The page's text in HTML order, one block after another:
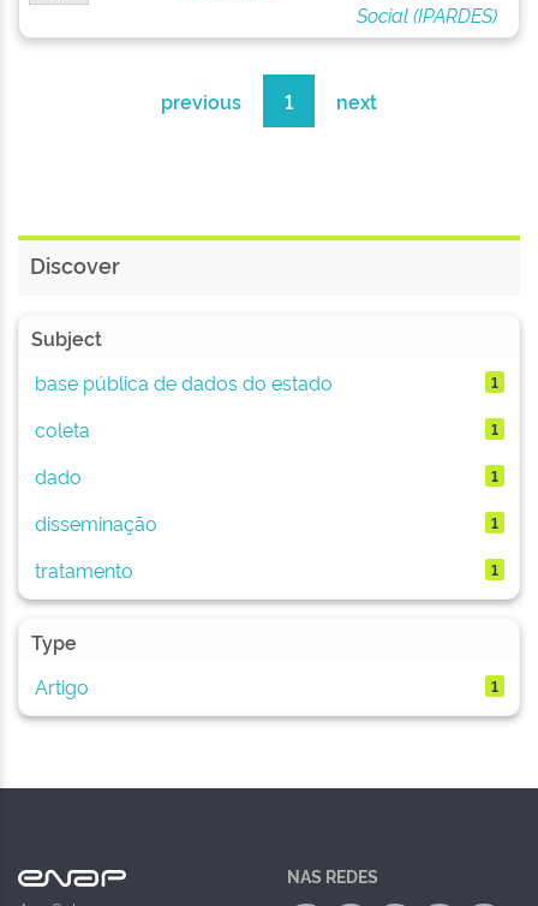
Social (IPARDES)
previous 1 next
Discover
Subject
base pública de dados do estado
1
coleta 1
dado 1
disseminação 1
tratamento 1
Type
Artigo
1
NAS REDES